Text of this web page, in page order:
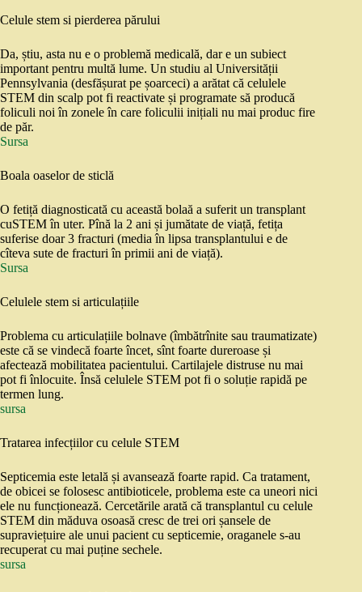
Celule stem si pierderea părului
Da, știu, asta nu e o problemă medicală, dar e un subiect
important pentru multă lume. Un studiu al Universității
Pennsylvania (desfășurat pe șoarceci) a arătat că celulele
STEM din scalp pot fi reactivate și programate să producă
foliculi noi în zonele în care foliculii inițiali nu mai produc fire
de păr.
Sursa
Boala oaselor de sticlă
O fetiță diagnosticată cu această bolaă a suferit un transplant
cuSTEM în uter. Pînă la 2 ani și jumătate de viață, fetița
suferise doar 3 fracturi (media în lipsa transplantului e de
cîteva sute de fracturi în primii ani de viață).
Sursa
Celulele stem si articulațiile
Problema cu articulațiile bolnave (îmbătrînite sau traumatizate)
este că se vindecă foarte încet, sînt foarte dureroase și
afectează mobilitatea pacientului. Cartilajele distruse nu mai
pot fi înlocuite. Însă celulele STEM pot fi o soluție rapidă pe
termen lung.
sursa
Tratarea infecțiilor cu celule STEM
Septicemia este letală și avansează foarte rapid. Ca tratament,
de obicei se folosesc antibioticele, problema este ca uneori nici
ele nu funcționează. Cercetările arată că transplantul cu celule
STEM din măduva osoasă cresc de trei ori șansele de
supraviețuire ale unui pacient cu septicemie, oraganele s-au
recuperat cu mai puține sechele.
sursa